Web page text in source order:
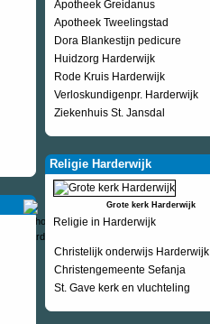
Apotheek Greidanus
Apotheek Tweelingstad
Dora Blankestijn pedicure
Huidzorg Harderwijk
Rode Kruis Harderwijk
Verloskundigenpr. Harderwijk
Ziekenhuis St. Jansdal
Religie Harderwijk
Grote kerk Harderwijk
Religie in Harderwijk
Christelijk onderwijs Harderwijk
Christengemeente Sefanja
St. Gave kerk en vluchteling